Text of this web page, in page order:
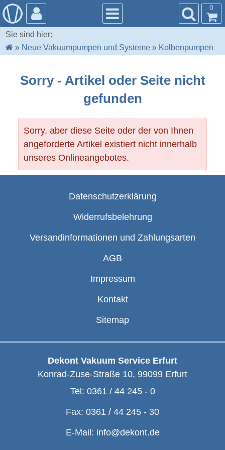
0
Sie sind hier:
» Neue Vakuumpumpen und Systeme » Kolbenpumpen
Sorry - Artikel oder Seite nicht
gefunden
Sorry, aber diese Seite oder der von Ihnen
angeforderte Artikel existiert nicht innerhalb
unseres Onlineangebotes.
Datenschutzerklärung
Widerrufsbelehrung
Versandinformationen und Zahlungsarten
AGB
Impressum
Kontakt
Sitemap
Dekont Vakuum Service Erfurt
Konrad-Zuse-Straße 10, 99099 Erfurt
Tel: 0361 / 44 245 - 0
Fax: 0361 / 44 245 - 30
E-Mail: info@dekont.de